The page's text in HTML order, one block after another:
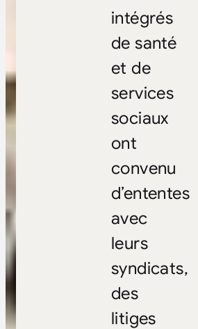
intégrés
de santé
et de
services
sociaux
ont
convenu
d’ententes
avec
leurs
syndicats,
des
litiges